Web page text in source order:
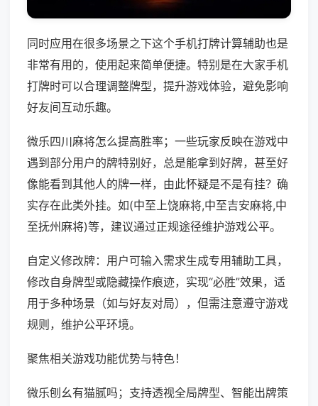
同时应用在很多场景之下这个手机打牌计算辅助也是
非常有用的，使用起来简单便捷。特别是在大家手机
打牌时可以合理调整牌型，提升游戏体验，避免影响
好友间互动乐趣。
微乐四川麻将怎么提高胜率；一些玩家反映在游戏中
遇到部分用户的牌特别好，总是能拿到好牌，甚至好
像能看到其他人的牌一样，由此怀疑是不是有挂？确
实存在此类外挂。如(中至上饶麻将,中至吉安麻将,中
至抚州麻将)等，建议通过正规途径维护游戏公平。
自定义修改牌：用户可输入需求生成专用辅助工具，
修改自身牌型或隐藏操作痕迹，实现“必胜”效果，适
用于多种场景（如与好友对局），但需注意遵守游戏
规则，维护公平环境。
聚焦相关游戏功能优势与特色！
微乐刨幺有猫腻吗；支持透视全局牌型、智能出牌策